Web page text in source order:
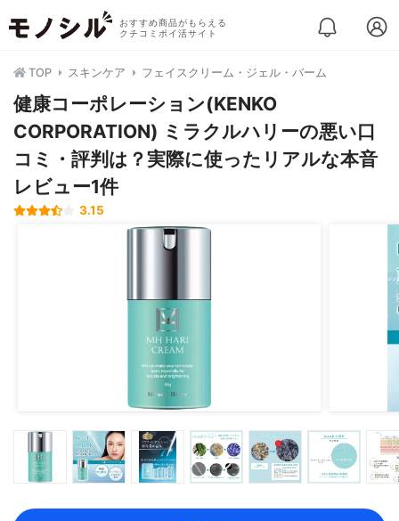
おすすめ商品がもらえる
クチコミポイ活サイト
TOP スキンケア フェイスクリーム・ジェル・バーム
健康コーポレーション(KENKO
CORPORATION) ミラクルハリーの悪い口
コミ・評判は？実際に使ったリアルな本音
レビュー1件
3.15